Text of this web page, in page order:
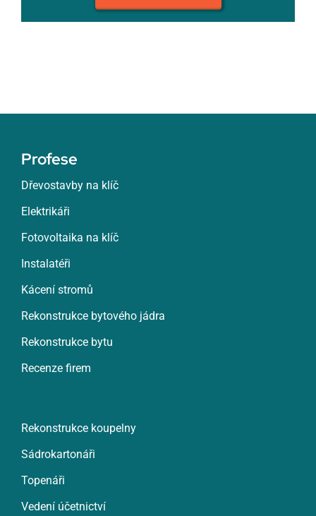
Profese
Dřevostavby na klíč
Elektrikáři
Fotovoltaika na klíč
Instalatéři
Kácení stromů
Rekonstrukce bytového jádra
Rekonstrukce bytu
Recenze firem
Rekonstrukce koupelny
Sádrokartonáři
Topenáři
Vedení účetnictví